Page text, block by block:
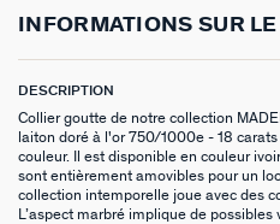
BOUCLES D'OREILLES DORÉES
EARCUFFS
CRÉOLES À COMPOSER
COLLIERS À COMPOSER
BRACELETS DORÉS
BRACELETS ARGENTÉS
COLLIERS COMPATIBLES
NOS LOOKS
CADEAUX EN ARGENT VÉRITABLE
CADEAUX EN ACIER INOXYDABLE
CADEAUX PLAQUÉS À L'OR
ODÉON
CANDY
VESTIAIRES
SAINT HONORÉ
INFORMATIONS SUR
DESCRIPTION
Collier goutte de notre collection
laiton doré à l'or 750/1000e - 18
couleur. Il est disponible en couleur
sont entièrement amovibles pour un
collection intemporelle joue avec des
L’aspect marbré implique de